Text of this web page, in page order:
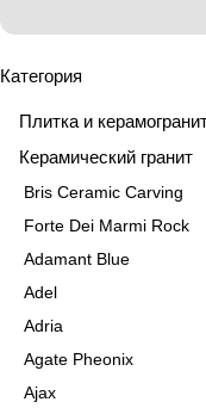
Категория
Плитка и
Керамический гранит
Bris Ceramic Carving
Forte Dei Marmi Rock
Adamant Blue
Adel
Adria
Agate Pheonix
Ajax